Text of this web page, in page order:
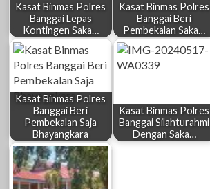
Kasat Binmas Polres
Banggai Lepas
Kontingen Saka…
Kasat Binmas Polres
Banggai Beri
Pembekalan Saka…
Kasat Binmas Polres
Banggai Beri
Pembekalan Saja
Bhayangkara
Kasat Binmas Polres
Banggai Silahturahmi
Dengan Saka…